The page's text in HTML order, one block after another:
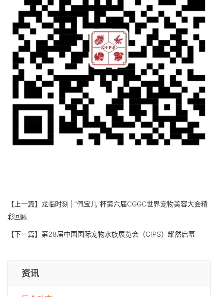
【上一篇】 龙临时刻 | “佩宝儿”杯第六届CGGC世界宠物美容大会精
彩回顾
【下一篇】 第28届中国国际宠物水族展览会（CIPS）耀然启幕
资讯